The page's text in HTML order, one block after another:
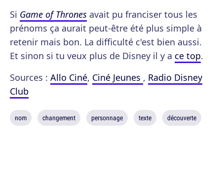
Si Game of Thrones avait pu franciser tous les
prénoms ça aurait peut-être été plus simple à
retenir mais bon. La difficulté c'est bien aussi.
Et sinon si tu veux plus de Disney il y a ce top.
Sources : Allo Ciné, Ciné Jeunes , Radio Disney
Club
nom changement personnage texte découverte